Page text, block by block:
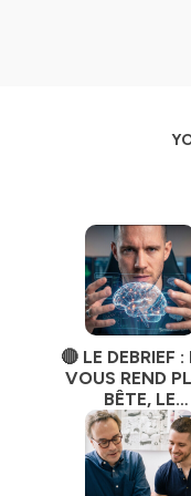
🔴 LE DEBRIEF :
VOUS REND
BÊTE, LE
NUTRISCORE
UNE ARNAQUE,
VIT DANS
SIMULATION